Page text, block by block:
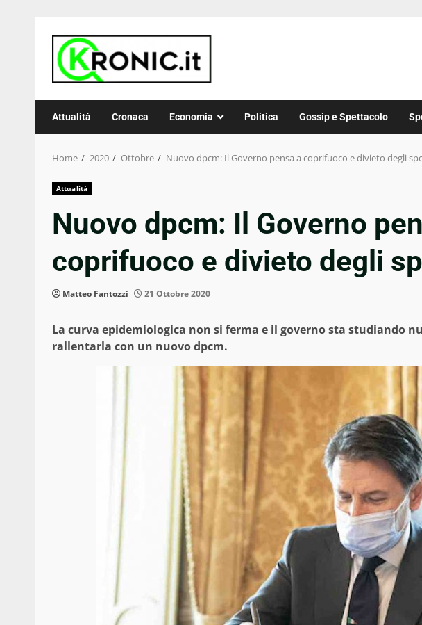
content
Attualità Cronaca Economia Politica Gossip e Spettacolo
Home 2020 Ottobre Nuovo dpcm: Il Governo pensa a coprifuoco e divieto degli
Attualità
Nuovo dpcm: Il Governo
coprifuoco e divieto degli
Matteo Fantozzi 21 Ottobre 2020
La curva epidemiologica non si ferma e il governo sta studiando
rallentarla con un nuovo dpcm.